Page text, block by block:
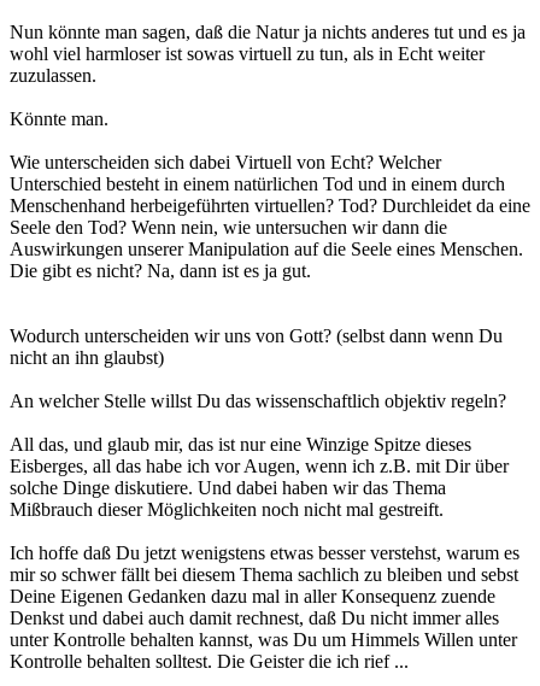
Nun könnte man sagen, daß die Natur ja nichts anderes tut und es ja
wohl viel harmloser ist sowas virtuell zu tun, als in Echt weiter
zuzulassen.
Könnte man.
Wie unterscheiden sich dabei Virtuell von Echt? Welcher
Unterschied besteht in einem natürlichen Tod und in einem durch
Menschenhand herbeigeführten virtuellen? Tod? Durchleidet da eine
Seele den Tod? Wenn nein, wie untersuchen wir dann die
Auswirkungen unserer Manipulation auf die Seele eines Menschen.
Die gibt es nicht? Na, dann ist es ja gut.
Wodurch unterscheiden wir uns von Gott? (selbst dann wenn Du
nicht an ihn glaubst)
An welcher Stelle willst Du das wissenschaftlich objektiv regeln?
All das, und glaub mir, das ist nur eine Winzige Spitze dieses
Eisberges, all das habe ich vor Augen, wenn ich z.B. mit Dir über
solche Dinge diskutiere. Und dabei haben wir das Thema
Mißbrauch dieser Möglichkeiten noch nicht mal gestreift.
Ich hoffe daß Du jetzt wenigstens etwas besser verstehst, warum es
mir so schwer fällt bei diesem Thema sachlich zu bleiben und sebst
Deine Eigenen Gedanken dazu mal in aller Konsequenz zuende
Denkst und dabei auch damit rechnest, daß Du nicht immer alles
unter Kontrolle behalten kannst, was Du um Himmels Willen unter
Kontrolle behalten solltest. Die Geister die ich rief ...